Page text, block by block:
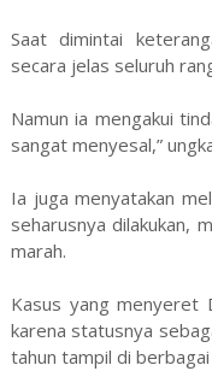
Saat dimintai
secara jelas seluruh
Namun ia mengakui
sangat menyesal,”
Ia juga menyatakan
seharusnya dilakukan,
marah.
Kasus yang menyeret
karena statusnya
tahun tampil di